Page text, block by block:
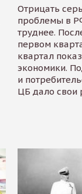
Отрицать
проблемы в
труднее.
первом
квартал
экономики.
и
ЦБ дало свои